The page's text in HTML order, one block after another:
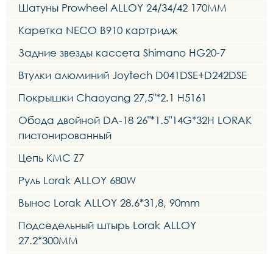
Шатуны Prowheel ALLOY 24/34/42 170MM
Каретка NECO B910 картридж
Задние звезды кассета Shimano HG20-7
Втулки алюминий Joytech D041DSE+D242DSE
Покрышки Chaoyang 27,5"*2.1 H5161
Обода двойной DA-18 26"*1.5"14G*32H LORAK
пистонированный
Цепь KMC Z7
Руль Lorak ALLOY 680W
Вынос Lorak ALLOY 28.6*31,8, 90mm
Подседельный штырь Lorak ALLOY
27.2*300MM